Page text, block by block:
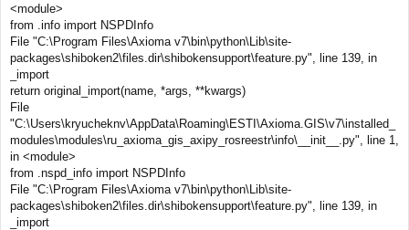
<module>
from .info import NSPDInfo
File "C:\Program Files\Axioma v7\bin\python\Lib\site-
packages\shiboken2\files.dir\shibokensupport\feature.py", line 139, in
_import
return original_import(name, *args, **kwargs)
File
"C:\Users\kryucheknv\AppData\Roaming\ESTI\Axioma.GIS\v7\installed_
modules\modules\ru_axioma_gis_axipy_rosreestr\info\__init__.py", line 1,
in <module>
from .nspd_info import NSPDInfo
File "C:\Program Files\Axioma v7\bin\python\Lib\site-
packages\shiboken2\files.dir\shibokensupport\feature.py", line 139, in
_import